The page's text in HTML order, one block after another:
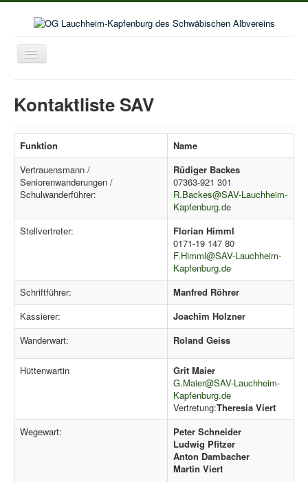
Toggle
Navigation
Aktuelles
Aktivitäten im Wanderjahr
Veranstaltungskalender
Bildergalerie
Seniorenwanderungen
Naturschutz
Pressemitteilungen
Wildschützhütte
Ansprechpartner
Kontaktliste SAV
Funktion
Name
Vertrauensmann /
Seniorenwanderungen /
Schulwanderführer:
Rüdiger Backes
07363-921 301
R.Backes@SAV-Lauchheim-
Kapfenburg.de
Stellvertreter:
Florian Himml
0171-19 147 80
F.Himml@SAV-Lauchheim-
Kapfenburg.de
Schriftführer:
Manfred Röhrer
Kassierer:
Joachim Holzner
Wanderwart:
Roland Geiss
Hüttenwartin
Grit Maier
G.Maier@SAV-Lauchheim-
Kapfenburg.de
Vertretung:Theresia Viert
Wegewart:
Peter Schneider
Ludwig Pfitzer
Anton Dambacher
Martin Viert